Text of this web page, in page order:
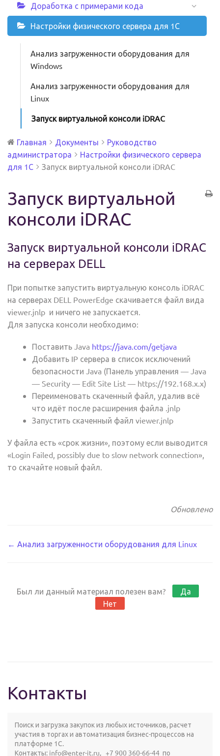
Доработка с примерами кода
Настройки физического сервера для 1С
Анализ загруженности оборудования для
Windows
Анализ загруженности оборудования для
Linux
Запуск виртуальной консоли iDRAC
Главная Документы
Руководство
администратора
Настройки физического сервера
для 1С
Запуск виртуальной консоли iDRAC
Запуск виртуальной
консоли iDRAC
Запуск виртуальной консоли iDRAC
на серверах DELL
При попытке запустить виртуальную консоль iDRAC
на серверах DELL PowerEdge скачивается файл вида
viewer.jnlp и ничего не запускается.
Для запуска консоли необходимо:
Поставить Java https://java.com/getjava
Добавить IP сервера в список исключений
безопасности Java (Панель управления — Java
— Security — Edit Site List — https://192.168.x.x)
Переименовать скаченный файл, удалив всё
что идёт после расширения файла .jnlp
Запустить скаченный файл viewer.jnlp
У файла есть «срок жизни», поэтому если выводится
«Login Failed, possibly due to slow network connection»,
то скачайте новый файл.
Обновлено
Навигация
← Анализ загруженности оборудования для Linux
Был ли данный материал полезен вам?
Да
Нет
Контакты
Поиск и загрузка закупок из любых источников, расчет
участия в торгах и автоматизация бизнес-процессов на
платформе 1С.
Контакты: info@enter-it.ru, +7 900 360-66-44 по